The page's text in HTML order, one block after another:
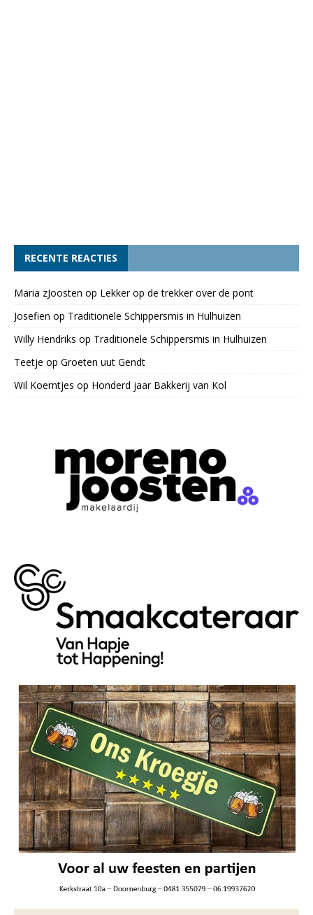
RECENTE REACTIES
Maria zJoosten op Lekker op de trekker over de pont
Josefien op Traditionele Schippersmis in Hulhuizen
Willy Hendriks op Traditionele Schippersmis in Hulhuizen
Teetje op Groeten uut Gendt
Wil Koerntjes op Honderd jaar Bakkerij van Kol